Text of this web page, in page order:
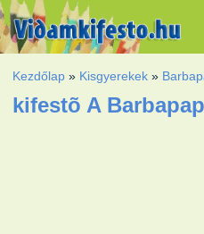
Kezdőlap » Kisgyerekek »
kifestõ A